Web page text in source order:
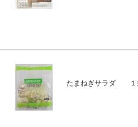
たまねぎサラダ １